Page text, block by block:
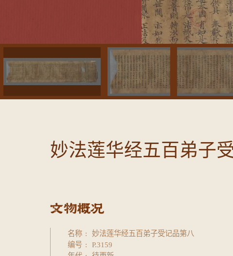
妙法莲华经五百弟子
名称
妙法莲华经五百弟子受记品第八
编号
P.3159